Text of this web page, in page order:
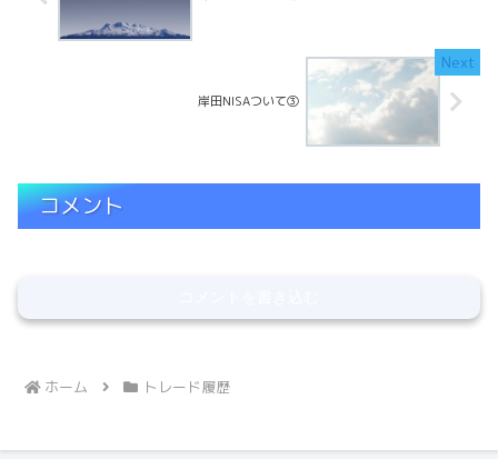
岸田NISAついて③
コメント
ホーム トレード履歴